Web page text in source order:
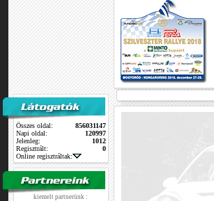
Összes oldal:
856031147
Napi oldal:
120997
Jelenleg:
1012
Regisztrált:
0
Online regisztráltak:
kiemelt partnerünk :